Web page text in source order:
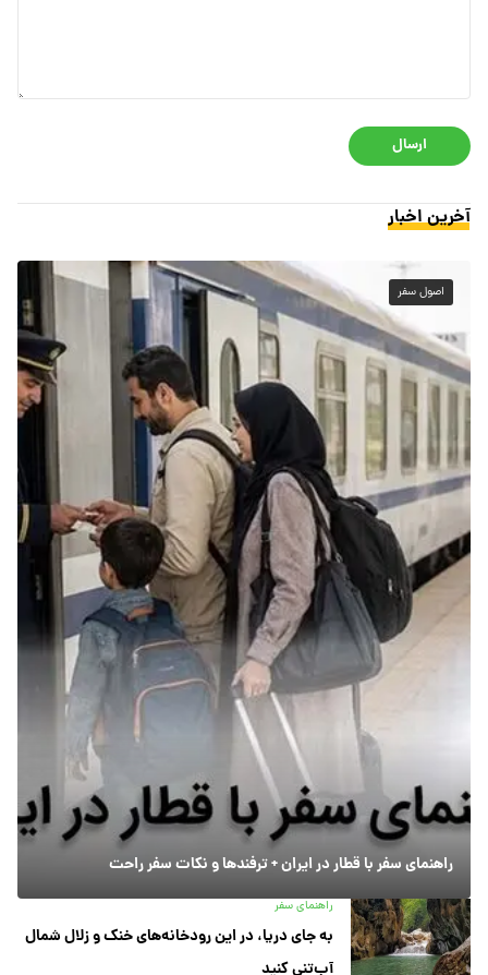
ارسال
آخرین اخبار
اصول سفر
راهنمای سفر با قطار در ایران + ترفندها و نکات سفر راحت
راهنمای سفر
به جای دریا، در این رودخانه‌های خنک و زلال شمال
آب‌تنی کنید